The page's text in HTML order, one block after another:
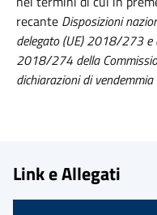
recante Disposizioni
delegato (UE) 2018/273 e
2018/274 della
dichiarazioni di
Link e Allegati